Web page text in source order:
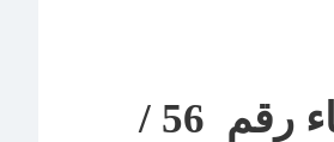
عطاء رقم 56 /